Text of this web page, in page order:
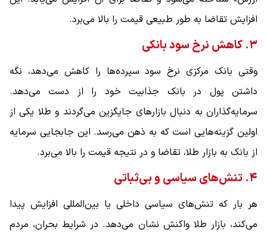
افزایش تقاضا به طور طبیعی قیمت را بالا می‌برد.
۳. کاهش نرخ سود بانکی
وقتی بانک مرکزی نرخ سود سپرده‌ها را کاهش می‌دهد، نگه
داشتن پول در بانک جذابیت خود را از دست می‌دهد.
سرمایه‌گذاران به دنبال بازارهای جایگزین می‌گردند و طلا یکی از
اولین گزینه‌هایی است که به ذهن می‌رسد. این جابجایی سرمایه
از بانک به بازار طلا، تقاضا و در نتیجه قیمت را بالا می‌برد.
۴. تنش‌های سیاسی و بی‌ثباتی
هر بار که تنش‌های سیاسی داخلی یا بین‌المللی افزایش پیدا
می‌کند، بازار طلا واکنش نشان می‌دهد. در شرایط بحران، مردم